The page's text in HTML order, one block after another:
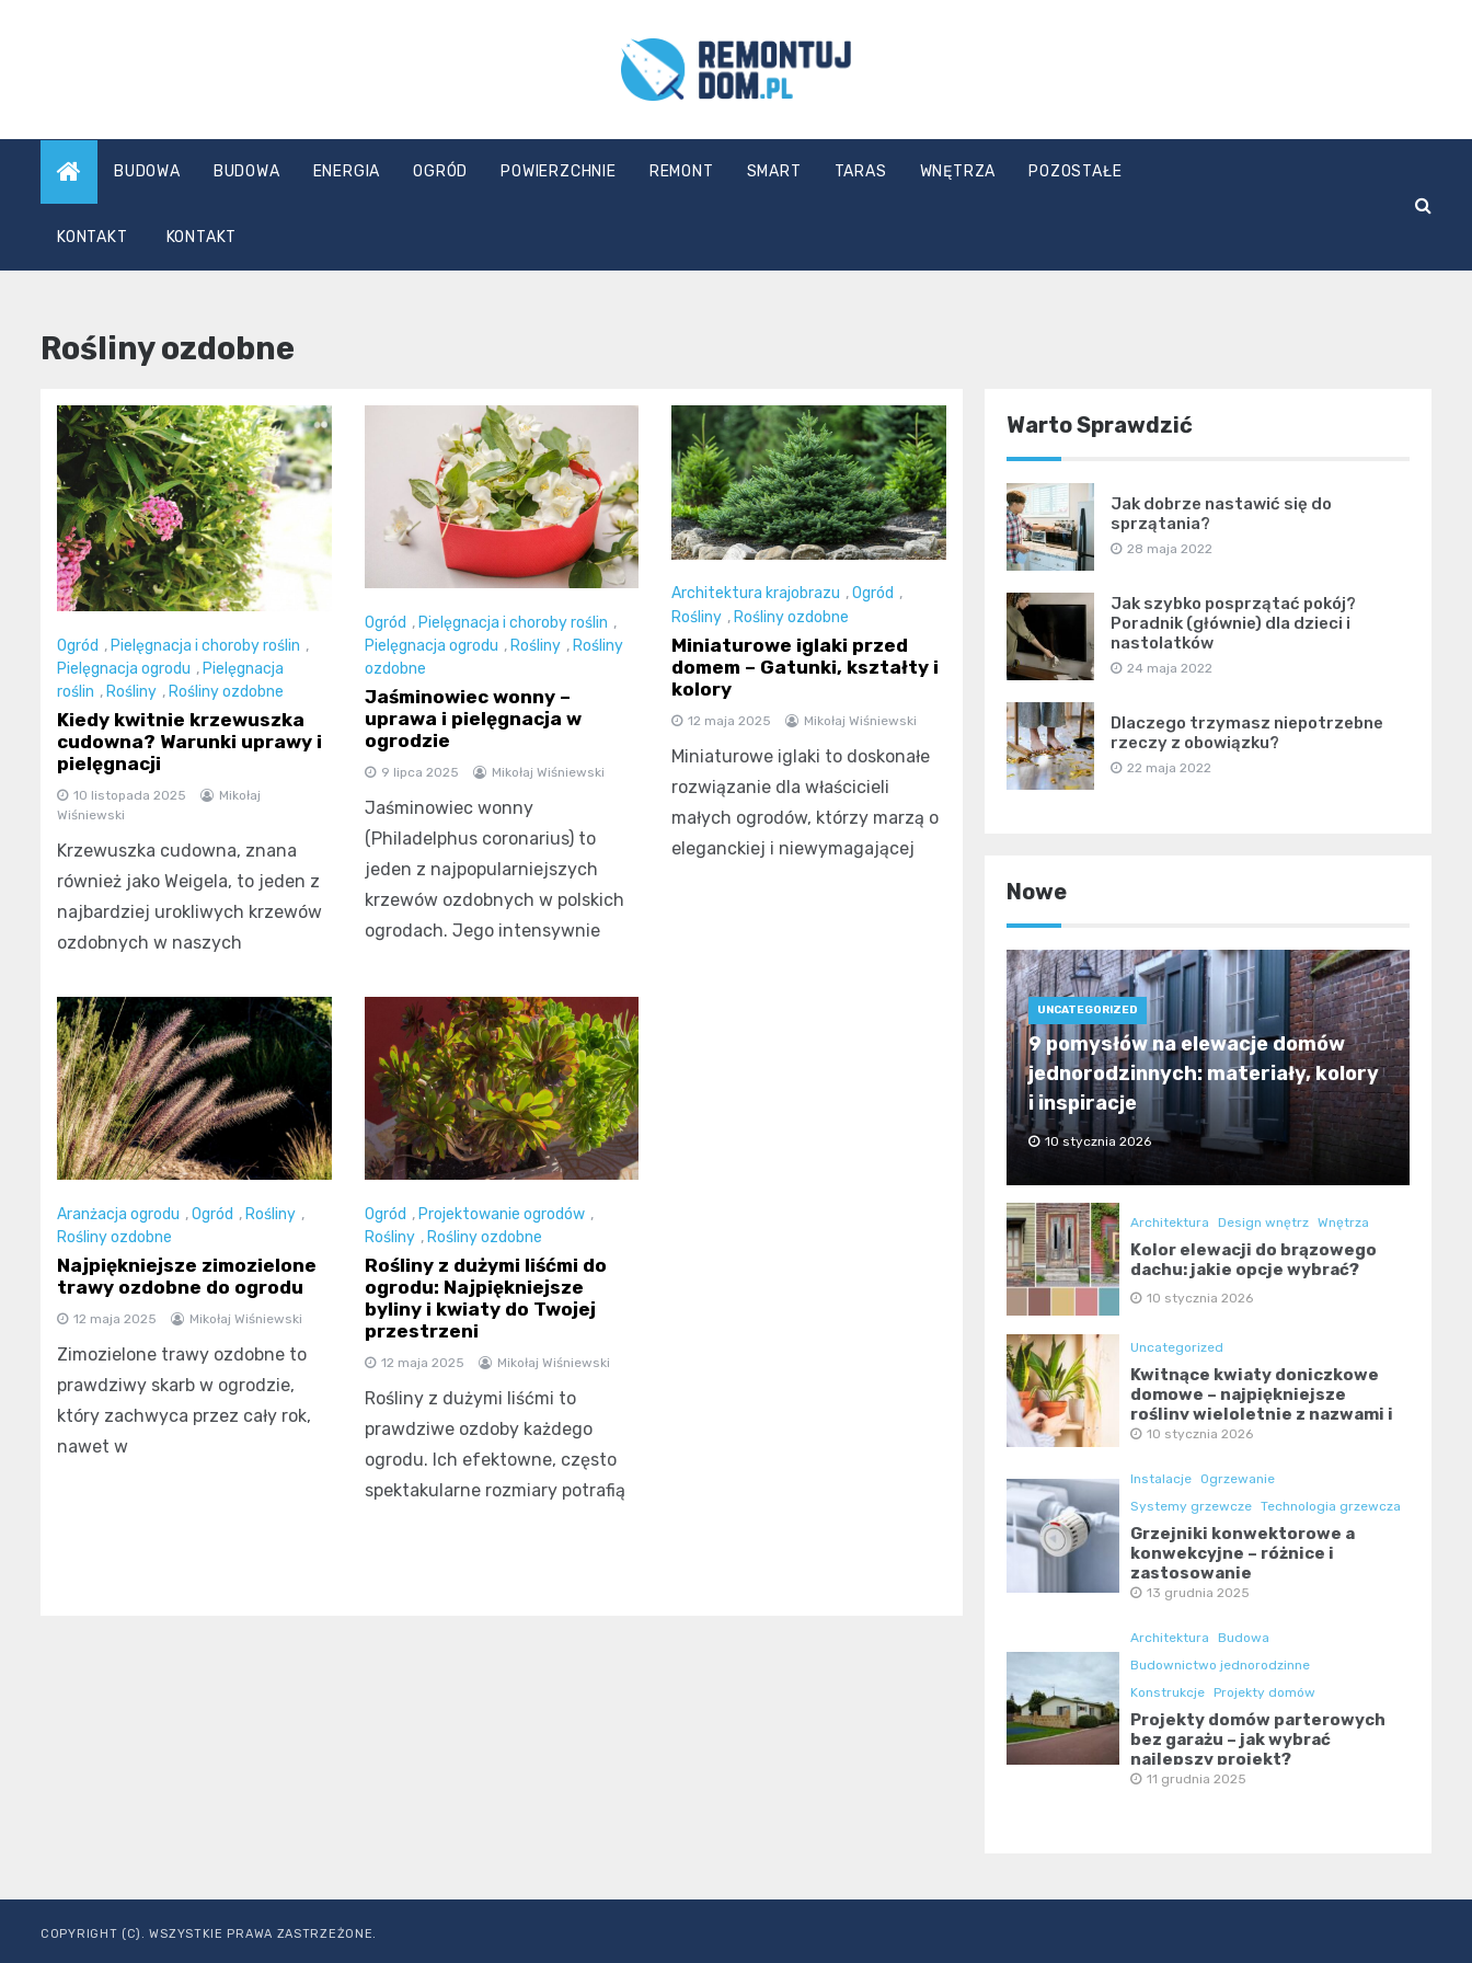
Remontuj
BUDOWA BUDOWA ENERGIA OGRÓD POWIERZCHNIE REMONT SMART TARAS WNĘTRZA POZOSTAŁE
KONTAKT KONTAKT
Rośliny ozdobne
Ogród , Pielęgnacja i choroby roślin ,
Pielęgnacja ogrodu , Pielęgnacja
roślin , Rośliny , Rośliny ozdobne
Kiedy kwitnie krzewuszka
cudowna? Warunki uprawy i
pielęgnacji
10 listopada 2025
Mikołaj
Wiśniewski
Krzewuszka cudowna, znana
również jako Weigela, to jeden z
najbardziej urokliwych krzewów
ozdobnych w naszych
Ogród , Pielęgnacja i choroby roślin ,
Pielęgnacja ogrodu , Rośliny , Rośliny
ozdobne
Jaśminowiec wonny –
uprawa i pielęgnacja w
ogrodzie
9 lipca 2025 Mikołaj Wiśniewski
Jaśminowiec wonny
(Philadelphus coronarius) to
jeden z najpopularniejszych
krzewów ozdobnych w polskich
ogrodach. Jego intensywnie
Architektura krajobrazu ,Ogród ,
Rośliny , Rośliny ozdobne
Miniaturowe iglaki przed
domem – Gatunki, kształty i
kolory
12 maja 2025 Mikołaj Wiśniewski
Miniaturowe iglaki to doskonałe
rozwiązanie dla właścicieli
małych ogrodów, którzy marzą o
eleganckiej i niewymagającej
Aranżacja ogrodu ,Ogród , Rośliny ,
Rośliny ozdobne
Najpiękniejsze zimozielone
trawy ozdobne do ogrodu
12 maja 2025 Mikołaj Wiśniewski
Zimozielone trawy ozdobne to
prawdziwy skarb w ogrodzie,
który zachwyca przez cały rok,
nawet w
Ogród , Projektowanie ogrodów ,
Rośliny , Rośliny ozdobne
Rośliny z dużymi liśćmi do
ogrodu: Najpiękniejsze
byliny i kwiaty do Twojej
przestrzeni
12 maja 2025 Mikołaj Wiśniewski
Rośliny z dużymi liśćmi to
prawdziwe ozdoby każdego
ogrodu. Ich efektowne, często
spektakularne rozmiary potrafią
Warto Sprawdzić
Jak dobrze nastawić się do
sprzątania?
28 maja 2022
Jak szybko posprzątać pokój?
Poradnik (głównie) dla dzieci i
nastolatków
24 maja 2022
Dlaczego trzymasz niepotrzebne
rzeczy z obowiązku?
22 maja 2022
Nowe
UNCATEGORIZED
9 pomysłów na elewacje domów
jednorodzinnych: materiały, kolory
i inspiracje
10 stycznia 2026
Architektura Design wnętrz Wnętrza
Kolor elewacji do brązowego
dachu: jakie opcje wybrać?
10 stycznia 2026
Uncategorized
Kwitnące kwiaty doniczkowe
domowe – najpiękniejsze
rośliny wieloletnie z nazwami i
zdjęciami
10 stycznia 2026
Instalacje Ogrzewanie
Systemy grzewcze Technologia grzewcza
Grzejniki konwektorowe a
konwekcyjne – różnice i
zastosowanie
13 grudnia 2025
Architektura
Budowa
Budownictwo jednorodzinne
Konstrukcje Projekty domów
Projekty domów parterowych
bez garażu – jak wybrać
najlepszy projekt?
11 grudnia 2025
COPYRIGHT (C). WSZYSTKIE PRAWA ZASTRZEŻONE.